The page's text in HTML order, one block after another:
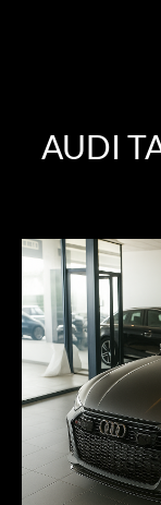
AUDI